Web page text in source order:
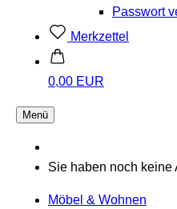
Passwort
Merkzettel
0,00 EUR
Menü
Sie haben noch keine
Möbel & Wohnen